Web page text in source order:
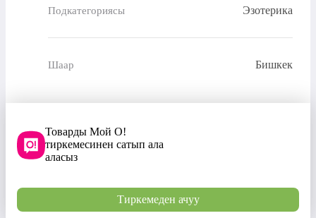
Подкатегориясы Эзотерика
Шаар Бишкек
Товарды Мой О!
тиркемесинен сатып ала
аласыз
Тиркемеден ачуу